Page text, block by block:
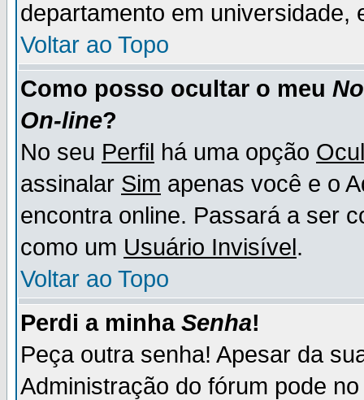
departamento em universidade,
Voltar ao Topo
Como posso ocultar o meu
On-line?
No seu Perfil há uma opção
assinalar Sim apenas você e o
encontra online. Passará a ser
como um Usuário Invisível.
Voltar ao Topo
Perdi a minha Senha!
Peça outra senha! Apesar da
Administração do fórum pode